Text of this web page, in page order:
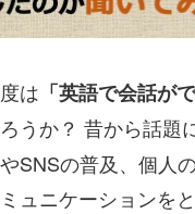
は 「英語で会話が
うか？ 昔から話題
SNSの普及、個人
ュニケーションを